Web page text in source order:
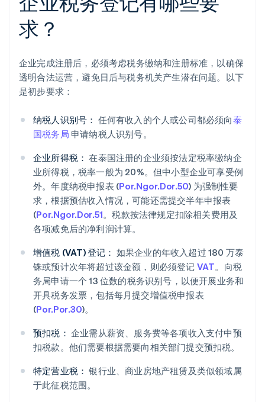
求？
企业完成注册后，必须考虑税务缴纳和注册标准，以确保
透明合法运营，避免日后与税务机关产生潜在问题。以下
是初步要求：
纳税人识别号： 任何有收入的个人或公司都必须向泰
国税务局 申请纳税人识别号。
企业所得税： 在泰国注册的企业须按法定税率缴纳企
业所得税，税率一般为 20%。但中小型企业可享受例
外。年度纳税申报表 (Por.Ngor.Dor.50) 为强制性要
求，根据预估收入情况，可能还需提交半年申报表
(Por.Ngor.Dor.51。税款按法律规定扣除相关费用及
各项减免后的净利润计算。
增值税 (VAT) 登记： 如果企业的年收入超过 180 万泰
铢或预计次年将超过该金额，则必须登记 VAT。向税
务局申请一个 13 位数的税务识别号，以便开展业务和
开具税务发票，包括每月提交增值税申报表
(Por.Por.30)。
预扣税： 企业需从薪资、服务费等各项收入支付中预
扣税款。他们需要根据需要向相关部门提交预扣税。
特定营业税： 银行业、商业房地产租赁及类似领域属
于此征税范围。